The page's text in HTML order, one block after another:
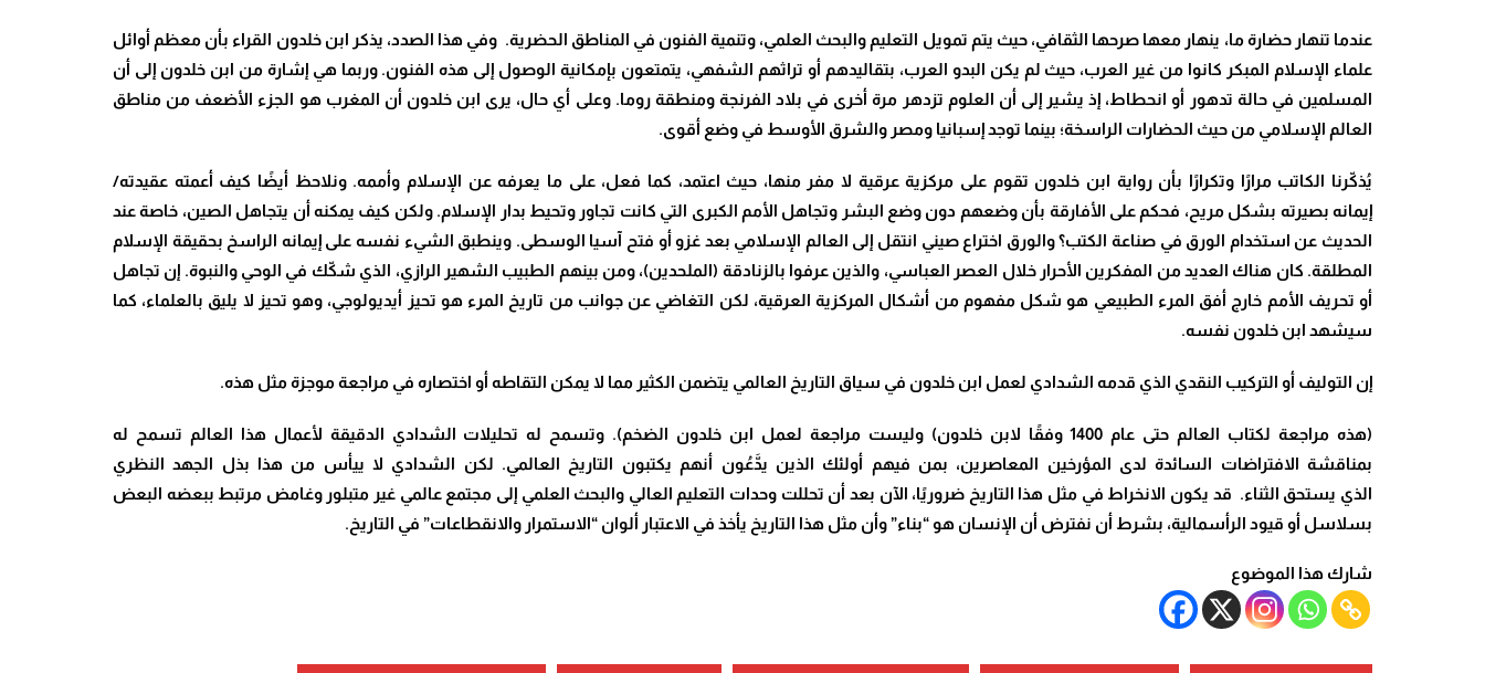
عندما تنهار حضارة ما، ينهار معها صرحها الثقافي، حيث يتم تمويل التعليم والبحث العلمي، وتنمية الفنون في المناطق الحضرية. وفي هذا الصدد، يذكر ابن خلدون القراء بأن معظم أوائل
علماء الإسلام المبكر كانوا من غير العرب، حيث لم يكن البدو العرب، بتقاليدهم أو تراثهم الشفهي، يتمتعون بإمكانية الوصول إلى هذه الفنون. وربما هي إشارة من ابن خلدون إلى أن
المسلمين في حالة تدهور أو انحطاط، إذ يشير إلى أن العلوم تزدهر مرة أخرى في بلاد الفرنجة ومنطقة روما. وعلى أي حال، يرى ابن خلدون أن المغرب هو الجزء الأضعف من مناطق
العالم الإسلامي من حيث الحضارات الراسخة؛ بينما توجد إسبانيا ومصر والشرق الأوسط في وضع أقوى.
يُذكّرنا الكاتب مرارًا وتكرارًا بأن رواية ابن خلدون تقوم على مركزية عرقية لا مفر منها، حيث اعتمد، كما فعل، على ما يعرفه عن الإسلام وأممه. ونلاحظ أيضًا كيف أعمته عقيدته/
إيمانه بصيرته بشكل مريح، فحكم على الأفارقة بأن وضعهم دون وضع البشر وتجاهل الأمم الكبرى التي كانت تجاور وتحيط بدار الإسلام. ولكن كيف يمكنه أن يتجاهل الصين، خاصة عند
الحديث عن استخدام الورق في صناعة الكتب؟ والورق اختراع صيني انتقل إلى العالم الإسلامي بعد غزو أو فتح آسيا الوسطى. وينطبق الشيء نفسه على إيمانه الراسخ بحقيقة الإسلام
المطلقة. كان هناك العديد من المفكرين الأحرار خلال العصر العباسي، والذين عرفوا بالزنادقة (الملحدين)، ومن بينهم الطبيب الشهير الرازي، الذي شكّك في الوحي والنبوة. إن تجاهل
أو تحريف الأمم خارج أفق المرء الطبيعي هو شكل مفهوم من أشكال المركزية العرقية، لكن التغاضي عن جوانب من تاريخ المرء هو تحيز أيديولوجي، وهو تحيز لا يليق بالعلماء، كما
سيشهد ابن خلدون نفسه.
إن التوليف أو التركيب النقدي الذي قدمه الشدادي لعمل ابن خلدون في سياق التاريخ العالمي يتضمن الكثير مما لا يمكن التقاطه أو اختصاره في مراجعة موجزة مثل هذه.
(هذه مراجعة لكتاب العالم حتى عام 1400 وفقًا لابن خلدون) وليست مراجعة لعمل ابن خلدون الضخم). وتسمح له تحليلات الشدادي الدقيقة لأعمال هذا العالم تسمح له
بمناقشة الافتراضات السائدة لدى المؤرخين المعاصرين، بمن فيهم أولئك الذين يدَّعُون أنهم يكتبون التاريخ العالمي. لكن الشدادي لا ييأس من هذا بذل الجهد النظري
الذي يستحق الثناء. قد يكون الانخراط في مثل هذا التاريخ ضروريًا، الآن بعد أن تحللت وحدات التعليم العالي والبحث العلمي إلى مجتمع عالمي غير متبلور وغامض مرتبط ببعضه البعض
بسلاسل أو قيود الرأسمالية، بشرط أن نفترض أن الإنسان هو “بناء”وأن مثل هذا التاريخ يأخذ في الاعتبار ألوان “الاستمرار والانقطاعات” في التاريخ.
شارك هذا الموضوع